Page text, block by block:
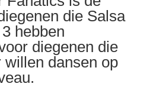
die Salsa
hebben
diegenen die
willen dansen op